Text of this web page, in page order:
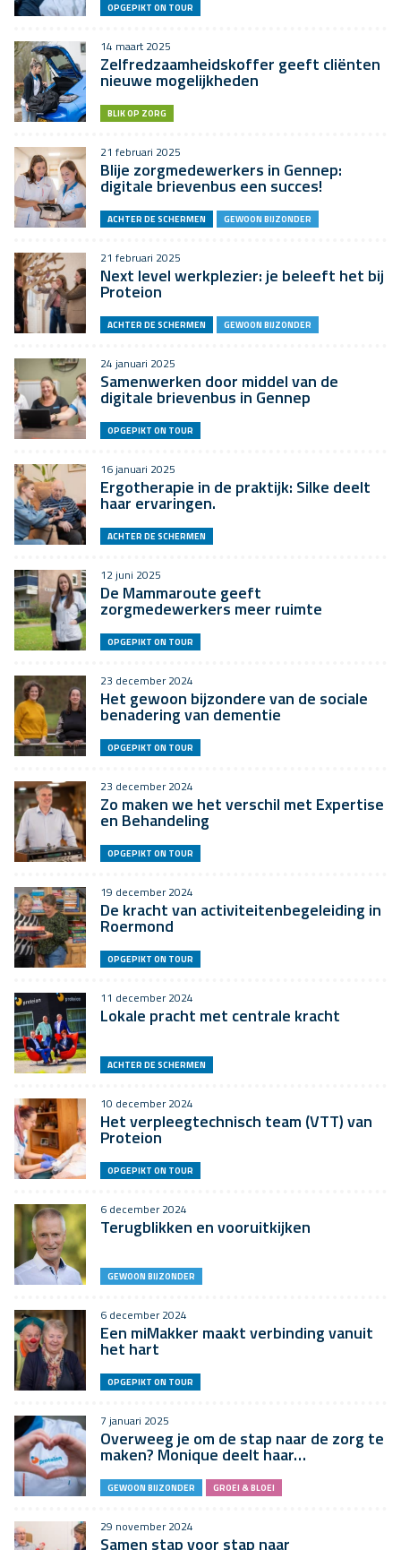
OPGEPIKT ON TOUR
14 maart 2025
Zelfredzaamheidskoffer geeft cliënten
nieuwe mogelijkheden
BLIK OP ZORG
21 februari 2025
Blije zorgmedewerkers in Gennep:
digitale brievenbus een succes!
ACHTER DE SCHERMEN GEWOON BIJZONDER
21 februari 2025
Next level werkplezier: je beleeft het bij
Proteion
ACHTER DE SCHERMEN GEWOON BIJZONDER
24 januari 2025
Samenwerken door middel van de
digitale brievenbus in Gennep
OPGEPIKT ON TOUR
16 januari 2025
Ergotherapie in de praktijk: Silke deelt
haar ervaringen.
ACHTER DE SCHERMEN
12 juni 2025
De Mammaroute geeft
zorgmedewerkers meer ruimte
OPGEPIKT ON TOUR
23 december 2024
Het gewoon bijzondere van de sociale
benadering van dementie
OPGEPIKT ON TOUR
23 december 2024
Zo maken we het verschil met Expertise
en Behandeling
OPGEPIKT ON TOUR
19 december 2024
De kracht van activiteitenbegeleiding in
Roermond
OPGEPIKT ON TOUR
11 december 2024
Lokale pracht met centrale kracht
ACHTER DE SCHERMEN
10 december 2024
Het verpleegtechnisch team (VTT) van
Proteion
OPGEPIKT ON TOUR
6 december 2024
Terugblikken en vooruitkijken
GEWOON BIJZONDER
6 december 2024
Een miMakker maakt verbinding vanuit
het hart
OPGEPIKT ON TOUR
7 januari 2025
Overweeg je om de stap naar de zorg te
maken? Monique deelt haar…
GEWOON BIJZONDER GROEI & BLOEI
29 november 2024
Samen stap voor stap naar